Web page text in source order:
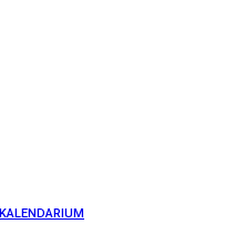
KALENDARIUM